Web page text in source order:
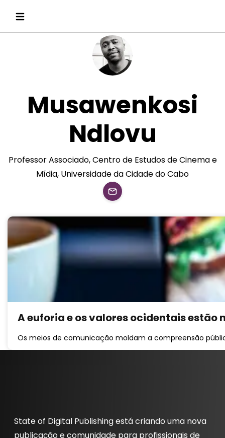
Musawenkosi
Ndlovu
Professor Associado, Centro de Estudos de Cinema e
Mídia, Universidade da Cidade do Cabo
A euforia e os valores ocidentais estão
Os meios de comunicação moldam a compreensão
State of Digital Publishing está criando uma nova
publicação e comunidade para profissionais de